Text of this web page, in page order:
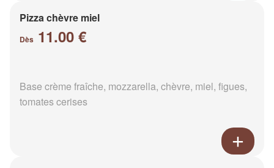
Pizza chèvre miel
Dès 11.00 €
Base crème fraîche, mozzarella, chèvre, miel, figues,
tomates cerises